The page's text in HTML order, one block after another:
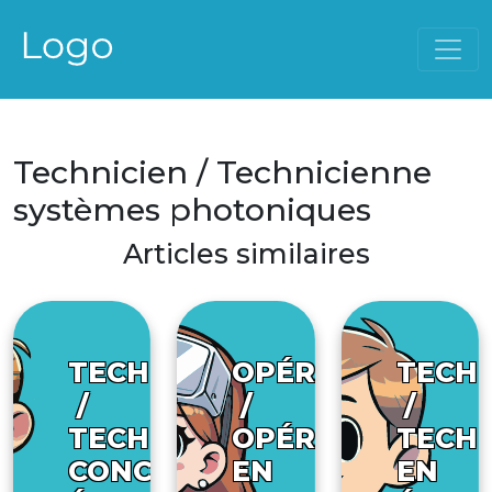
Technicien / Technicienne
systèmes photoniques
Articles similaires
TECHNICIEN
/
TECHNICIENNE
CONCEPTION
OPÉRATEUR
/
OPÉRATRICE
EN
/
EN